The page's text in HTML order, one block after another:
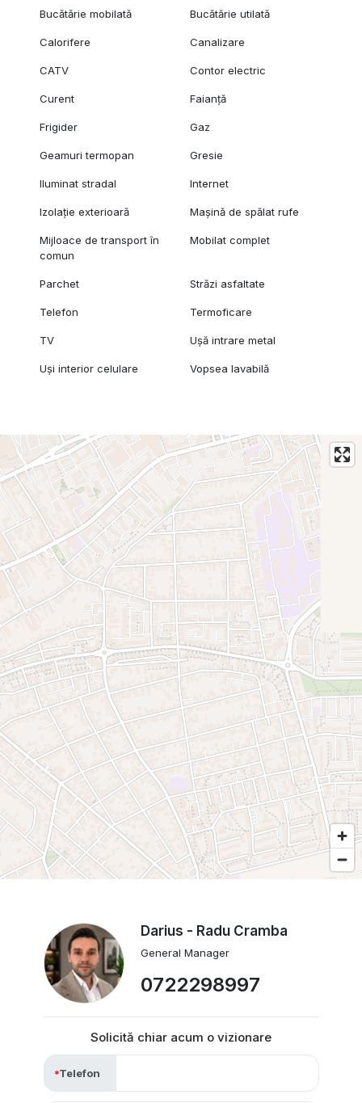
Bucătărie mobilată Bucătărie utilată
Calorifere Canalizare
CATV Contor electric
Curent Faianță
Frigider Gaz
Geamuri termopan Gresie
Iluminat stradal Internet
Izolație exterioară Mașină de spălat rufe
Mijloace de transport în
comun
Mobilat complet
Parchet Străzi asfaltate
Telefon Termoficare
TV Ușă intrare metal
Uși interior celulare Vopsea lavabilă
Darius - Radu Cramba
General Manager
0722298997
Solicită chiar acum o vizionare
Telefon